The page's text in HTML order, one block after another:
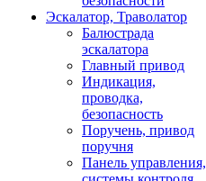
Эскалатор, Траволатор
Балюстрада
эскалатора
Главный привод
Индикация,
проводка,
безопасность
Поручень, привод
поручня
Панель управления,